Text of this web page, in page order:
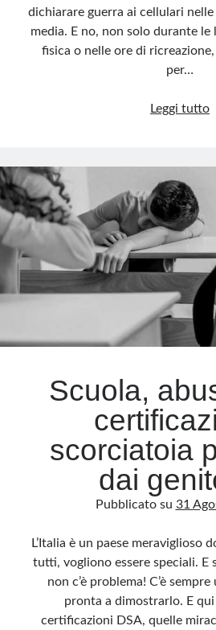
dichiarare guerra ai cellulari
media. E no, non solo durante le
fisica o nelle ore di
per…
Leggi tutto
Scuola,
scorciatoia
dai
Pubblicato su 31
L’Italia è un paese meraviglioso
tutti, vogliono essere speciali. E
non c’è problema! C’è
pronta a dimostrarlo. E
certificazioni DSA, quelle